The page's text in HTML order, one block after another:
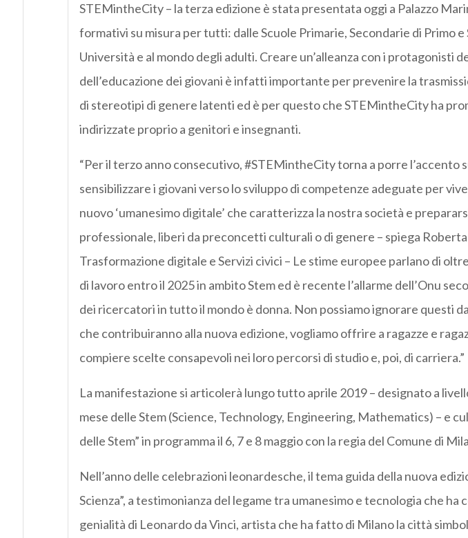
STEMintheCity – la terza edizione è stata presentata oggi a Palazzo
formativi su misura per tutti: dalle Scuole Primarie, Secondarie di Primo
Università e al mondo degli adulti. Creare un’alleanza con i protagonisti
dell’educazione dei giovani è infatti importante per prevenire la
di stereotipi di genere latenti ed è per questo che STEMintheCity ha
indirizzate proprio a genitori e insegnanti.
“Per il terzo anno consecutivo, #STEMintheCity torna a porre l’accento
sensibilizzare i giovani verso lo sviluppo di competenze adeguate per
nuovo ‘umanesimo digitale’ che caratterizza la nostra società e
professionale, liberi da preconcetti culturali o di genere – spiega Roberta
Trasformazione digitale e Servizi civici – Le stime europee parlano di
di lavoro entro il 2025 in ambito Stem ed è recente l’allarme dell’Onu
dei ricercatori in tutto il mondo è donna. Non possiamo ignorare questi
che contribuiranno alla nuova edizione, vogliamo offrire a ragazze e
compiere scelte consapevoli nei loro percorsi di studio e, poi, di carriera.”
La manifestazione si articolerà lungo tutto aprile 2019 – designato a
mese delle Stem (Science, Technology, Engineering, Mathematics) – e
delle Stem” in programma il 6, 7 e 8 maggio con la regia del Comune di
Nell’anno delle celebrazioni leonardesche, il tema guida della nuova
Scienza”, a testimonianza del legame tra umanesimo e tecnologia che
genialità di Leonardo da Vinci, artista che ha fatto di Milano la città